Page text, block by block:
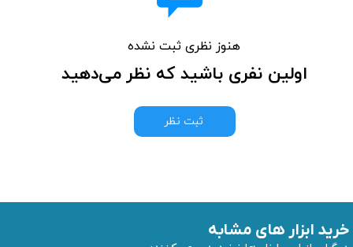
هنوز نظری ثبت نشده
اولین نفری باشید که نظر می‌دهید
ثبت نظر
خرید ابزار های مشابه